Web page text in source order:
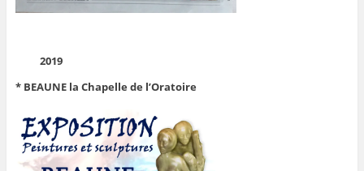
2019
* BEAUNE la Chapelle de l’Oratoire